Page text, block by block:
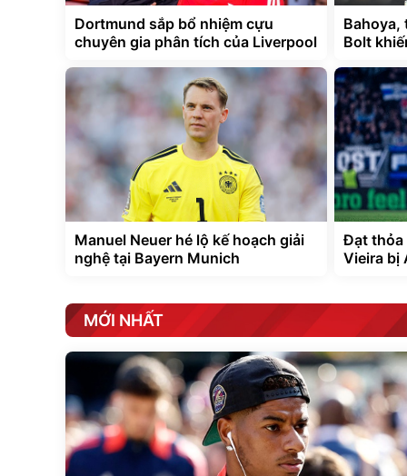
Dortmund sắp bổ nhiệm cựu
chuyên gia phân tích của Liverpool
Bahoya,
Bolt
Manuel Neuer hé lộ kế hoạch giải
nghệ tại Bayern Munich
Đạt thỏa
Vieira bị
MỚI NHẤT